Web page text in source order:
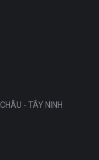
- TÂY NINH